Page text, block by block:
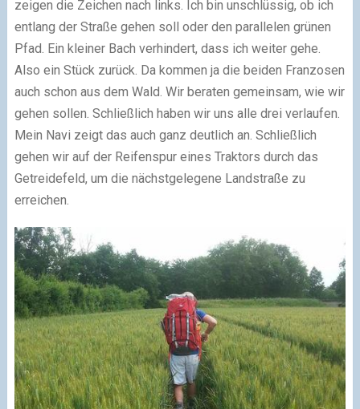
zeigen die Zeichen nach links. Ich bin unschlüssig, ob ich
entlang der Straße gehen soll oder den parallelen grünen
Pfad. Ein kleiner Bach verhindert, dass ich weiter gehe.
Also ein Stück zurück. Da kommen ja die beiden Franzosen
auch schon aus dem Wald. Wir beraten gemeinsam, wie wir
gehen sollen. Schließlich haben wir uns alle drei verlaufen.
Mein Navi zeigt das auch ganz deutlich an. Schließlich
gehen wir auf der Reifenspur eines Traktors durch das
Getreidefeld, um die nächstgelegene Landstraße zu
erreichen.